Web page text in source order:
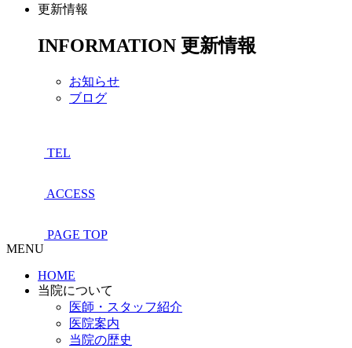
更新情報
INFORMATION 更新情報
お知らせ
ブログ
TEL
ACCESS
PAGE TOP
MENU
HOME
当院について
医師・スタッフ紹介
医院案内
当院の歴史